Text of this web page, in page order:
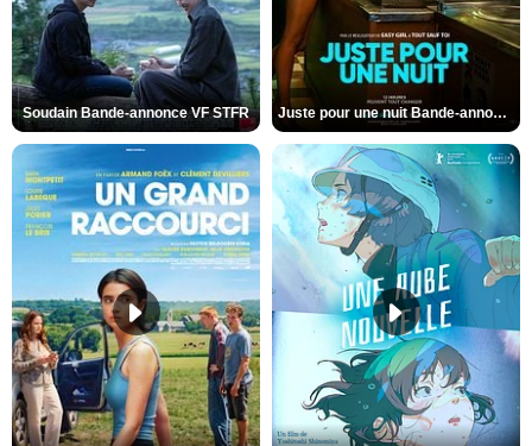
Soudain Bande-annonce VF STFR Juste pour une nuit Bande-annonce VO STFR